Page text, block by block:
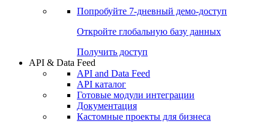
Чат
Проверка контрагента
Попробуйте7-дневный
Откройте глобальную базу данных
Получить доступ
API & Data Feed
API and Data Feed